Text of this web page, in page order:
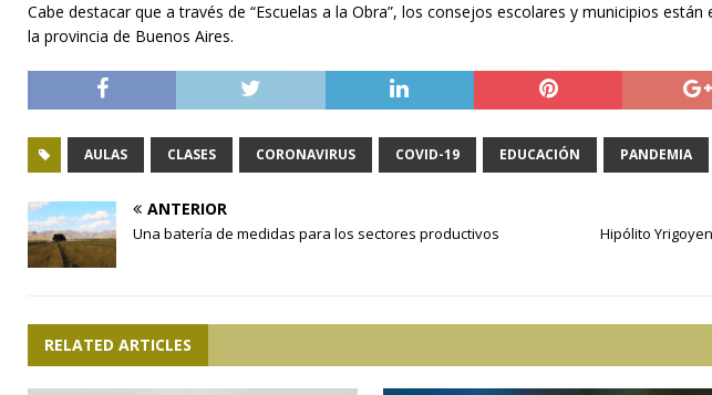
Cabe destacar que a través de “Escuelas a la Obra”, los consejos escolares y municipios
la provincia de Buenos Aires.
AULAS CLASES CORONAVIRUS COVID-19 EDUCACIÓN PANDEMIA
ANTERIOR
Una batería de medidas para los sectores productivos
Hipólito
RELATED ARTICLES